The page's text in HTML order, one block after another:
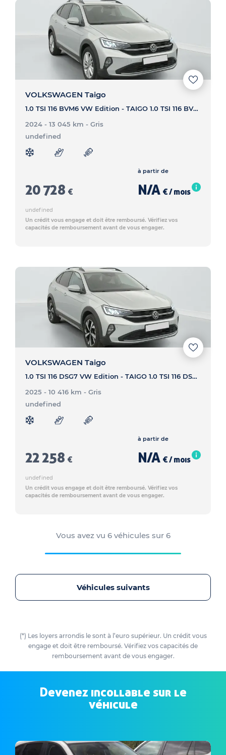
VOLKSWAGEN Taigo
1.0 TSI 116 BVM6 VW Edition - TAIGO 1.0 TSI 116 BVM6 VW Edition
2024 - 13 045 km - Gris
undefined
20 728 €
à partir de
N/A € / mois
undefined
Un crédit vous engage et doit être remboursé. Vérifiez vos
capacités de remboursement avant de vous engager.
VOLKSWAGEN Taigo
1.0 TSI 116 DSG7 VW Edition - TAIGO 1.0 TSI 116 DSG7 VW Edition
2025 - 10 416 km - Gris
undefined
22 258 €
à partir de
N/A € / mois
undefined
Un crédit vous engage et doit être remboursé. Vérifiez vos
capacités de remboursement avant de vous engager.
Vous avez vu 6 véhicules sur 6
Véhicules suivants
(*) Les loyers arrondis le sont à l’euro supérieur. Un crédit vous
engage et doit être remboursé. Vérifiez vos capacités de
remboursement avant de vous engager.
Devenez incollable sur le
véhicule